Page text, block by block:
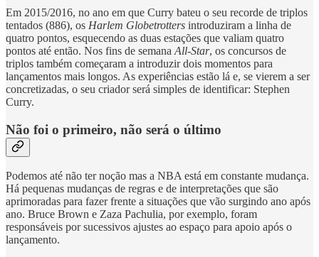
Em 2015/2016, no ano em que Curry bateu o seu recorde de triplos
tentados (886), os Harlem Globetrotters introduziram a linha de
quatro pontos, esquecendo as duas estações que valiam quatro
pontos até então. Nos fins de semana All-Star, os concursos de
triplos também começaram a introduzir dois momentos para
lançamentos mais longos. As experiências estão lá e, se vierem a ser
concretizadas, o seu criador será simples de identificar: Stephen
Curry.
Não foi o primeiro, não será o último
Podemos até não ter noção mas a NBA está em constante mudança.
Há pequenas mudanças de regras e de interpretações que são
aprimoradas para fazer frente a situações que vão surgindo ano após
ano. Bruce Brown e Zaza Pachulia, por exemplo, foram
responsáveis por sucessivos ajustes ao espaço para apoio após o
lançamento.